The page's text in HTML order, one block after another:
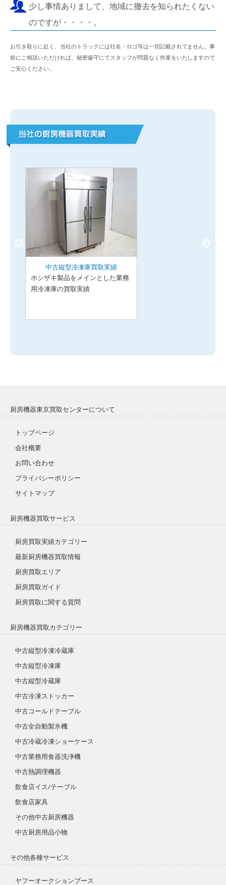
少し事情ありまして、地域に撤去を知られたくない
のですが・・・・。
お引き取りに赴く、当社のトラックには社名・ロゴ等は一切記載されてません。事
前にご相談いただければ、秘密厳守にてスタッフが問題なく作業をいたしますので
ご安心ください。
中古縦型冷凍庫買取実績
ホシザキ製品をメインとした業務
用冷凍庫の買取実績
厨房機器東京買取センターについて
トップページ
会社概要
お問い合わせ
プライバシーポリシー
サイトマップ
厨房機器買取サービス
厨房買取実績カテゴリー
最新厨房機器買取情報
厨房買取エリア
厨房買取ガイド
厨房買取に関する質問
厨房機器買取カテゴリー
中古縦型冷凍冷蔵庫
中古縦型冷凍庫
中古縦型冷蔵庫
中古冷凍ストッカー
中古コールドテーブル
中古全自動製氷機
中古冷蔵冷凍ショーケース
中古業務用食器洗浄機
中古熱調理機器
飲食店イス/テーブル
飲食店家具
その他中古厨房機器
中古厨房用品小物
その他各種サービス
ヤフーオークションブース